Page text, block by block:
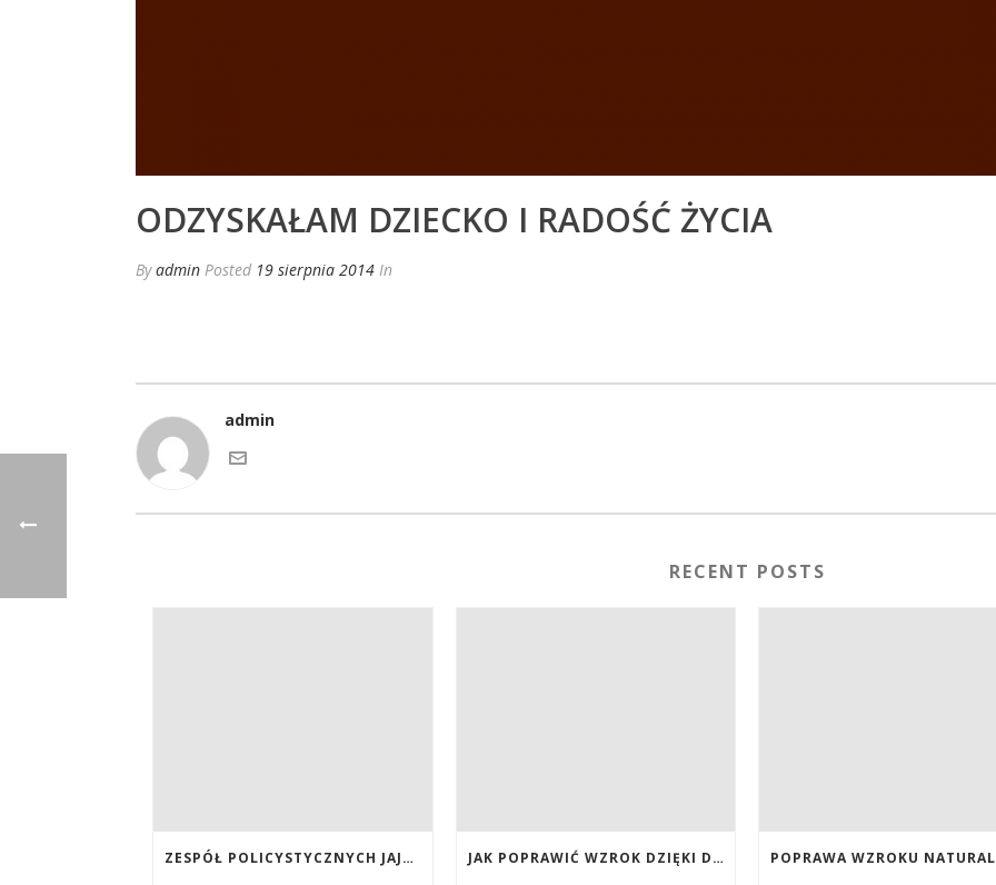
ODZYSKAŁAM DZIECKO I RADOŚĆ ŻYCIA
Byadmin Posted 19 sierpnia 2014 In
admin
RECENT POSTS
ZESPÓŁ POLICYSTYCZNYCH JAJNIKÓW JAK POPRAWIĆ WZROK DZIĘKI DIECIE, SUPLEMENTOM BOGATYM W ANTYOKSYDANTY I WITAMINY. JAK POPRAWIĆ WZROK? DIETA NA LEPSZY WZROK. LUTEINA NA WZROK. WITAMINY NA WZROK.